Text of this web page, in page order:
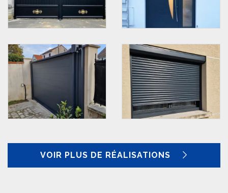
VOIR PLUS DE RÉALISATIONS